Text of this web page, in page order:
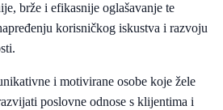
brže i efikasnije oglašavanje te
korisničkog iskustva i razvoju
i motivirane osobe koje žele
poslovne odnose s klijentima i